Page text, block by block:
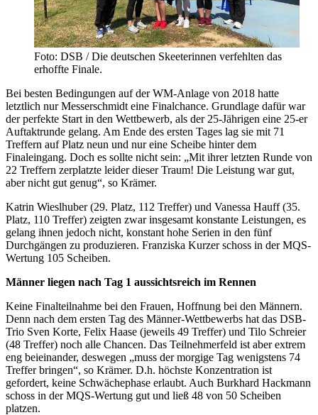
Foto: DSB / Die deutschen Skeeterinnen verfehlten das
erhoffte Finale.
Bei besten Bedingungen auf der WM-Anlage von 2018 hatte
letztlich nur Messerschmidt eine Finalchance. Grundlage dafür war
der perfekte Start in den Wettbewerb, als der 25-Jährigen eine 25-er
Auftaktrunde gelang. Am Ende des ersten Tages lag sie mit 71
Treffern auf Platz neun und nur eine Scheibe hinter dem
Finaleingang. Doch es sollte nicht sein: „Mit ihrer letzten Runde von
22 Treffern zerplatzte leider dieser Traum! Die Leistung war gut,
aber nicht gut genug“, so Krämer.
Katrin Wieslhuber (29. Platz, 112 Treffer) und Vanessa Hauff (35.
Platz, 110 Treffer) zeigten zwar insgesamt konstante Leistungen, es
gelang ihnen jedoch nicht, konstant hohe Serien in den fünf
Durchgängen zu produzieren. Franziska Kurzer schoss in der MQS-
Wertung 105 Scheiben.
Männer liegen nach Tag 1 aussichtsreich im Rennen
Keine Finalteilnahme bei den Frauen, Hoffnung bei den Männern.
Denn nach dem ersten Tag des Männer-Wettbewerbs hat das DSB-
Trio Sven Korte, Felix Haase (jeweils 49 Treffer) und Tilo Schreier
(48 Treffer) noch alle Chancen. Das Teilnehmerfeld ist aber extrem
eng beieinander, deswegen „muss der morgige Tag wenigstens 74
Treffer bringen“, so Krämer. D.h. höchste Konzentration ist
gefordert, keine Schwächephase erlaubt. Auch Burkhard Hackmann
schoss in der MQS-Wertung gut und ließ 48 von 50 Scheiben
platzen.